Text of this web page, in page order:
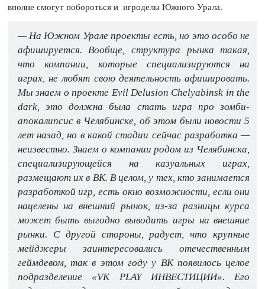
вполне смогут побороться и игроделы Южного Урала.
— На Южном Урале проекты есть, но это особо не
афишируется. Вообще, структура рынка такая,
что компании, которые специализируются на
играх, не любят свою деятельность афишировать.
Мы знаем о проекте Evil Delusion Chelyabinsk in the
dark, это должна была стать игра про зомби-
апокалипсис в Челябинске, об этом были новости 5
лет назад, но в какой стадии сейчас разработка —
неизвестно. Знаем о компании родом из Челябинска,
специализирующейся на казуальных играх,
размещают их в ВК. В целом, у тех, кто занимается
разработкой игр, есть окно возможности, если они
нацелены на внешний рынок, из-за разницы курса
может быть выгодно выводить игры на внешние
рынки. С другой стороны, радует, что крупные
мейджеры заинтересовались отечественным
геймдевом, так в этом году у ВК появилось целое
подразделение «VK PLAY ИНВЕСТИЦИИ». Его